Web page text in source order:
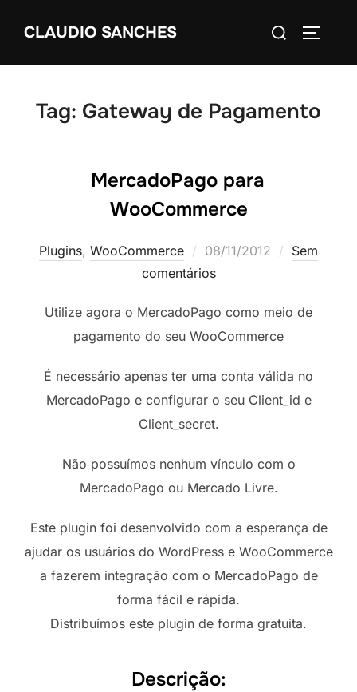
paraCLAUDIO SANCHES
Pesquisar
Tag: Gateway de Pagamento
MercadoPago para
WooCommerce
Plugins, WooCommerce
Postado
em
08/11/2012
Sem
comentários
Utilize agora o MercadoPago como meio de
pagamento do seu WooCommerce
É necessário apenas ter uma conta válida no
MercadoPago e configurar o seu Client_id e
Client_secret.
Não possuímos nenhum vínculo com o
MercadoPago ou Mercado Livre.
Este plugin foi desenvolvido com a esperança de
ajudar os usuários do WordPress e WooCommerce
a fazerem integração com o MercadoPago de
forma fácil e rápida.
Distribuímos este plugin de forma gratuita.
Descrição: